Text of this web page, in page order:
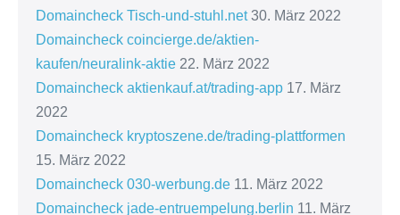
Domaincheck Tisch-und-stuhl.net 30. März 2022
Domaincheck coincierge.de/aktien-
kaufen/neuralink-aktie 22. März 2022
Domaincheck aktienkauf.at/trading-app 17. März
2022
Domaincheck kryptoszene.de/trading-plattformen
15. März 2022
Domaincheck 030-werbung.de 11. März 2022
Domaincheck jade-entruempelung.berlin 11. März